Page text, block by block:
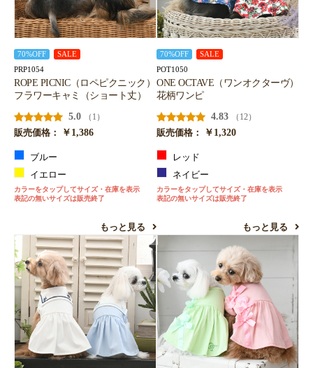
70%OFF SALE
PRP1054
ROPE PICNIC（ロペピクニック）
フラワーキャミ（ショート丈）
5.0
（1）
販売価格：
￥1,386
ブルー
イエロー
カラーをタップしてサイズ・在庫を表示
表記の無いサイズは販売終了
もっと見る
70%OFF SALE
POT1050
ONE OCTAVE（ワンオクターヴ）
花柄ワンピ
4.83
（12）
販売価格：
￥1,320
レッド
ネイビー
カラーをタップしてサイズ・在庫を表示
表記の無いサイズは販売終了
もっと見る